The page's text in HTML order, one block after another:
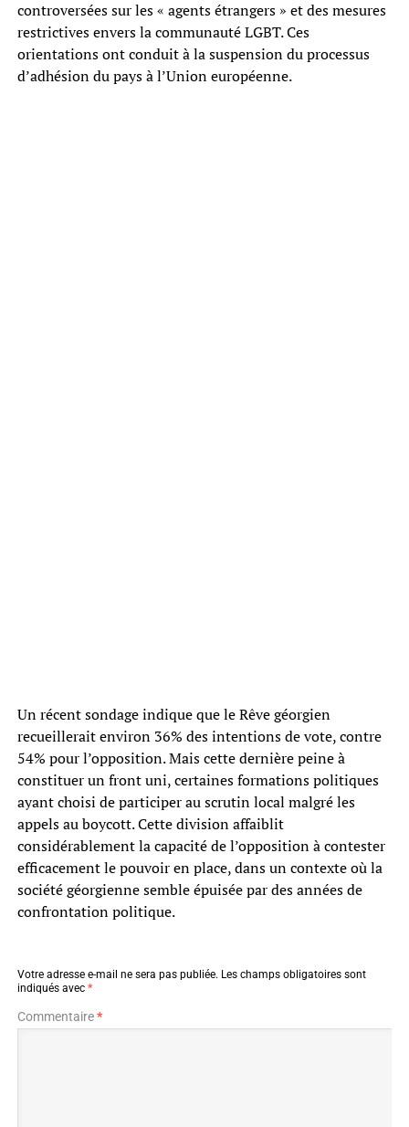
controversées sur les « agents étrangers » et des mesures
restrictives envers la communauté LGBT. Ces
orientations ont conduit à la suspension du processus
d’adhésion du pays à l’Union européenne.
Un récent sondage indique que le Rêve géorgien
recueillerait environ 36% des intentions de vote, contre
54% pour l’opposition. Mais cette dernière peine à
constituer un front uni, certaines formations politiques
ayant choisi de participer au scrutin local malgré les
appels au boycott. Cette division affaiblit
considérablement la capacité de l’opposition à contester
efficacement le pouvoir en place, dans un contexte où la
société géorgienne semble épuisée par des années de
confrontation politique.
Votre adresse e-mail ne sera pas publiée. Les champs obligatoires sont
indiqués avec *
Commentaire*